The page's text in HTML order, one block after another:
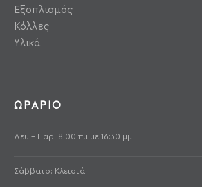
Εξοπλισμός
Κόλλες
Υλικά
ΩΡΑΡΙΟ
Δευ - Παρ: 8:00 πμ με 16:30 μμ
Σάββατο: Κλειστά